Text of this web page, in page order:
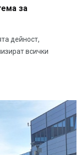
за
дейност,
всички